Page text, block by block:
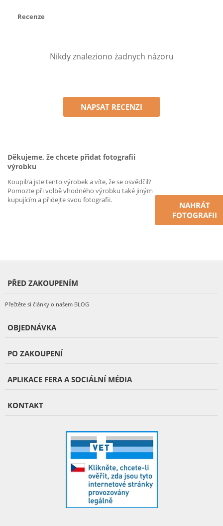
Recenze
Nikdy znaleziono żadnych názoru
NAPSAT RECENZI
Děkujeme, že chcete přidat fotografii
výrobku
Koupil/a jste tento výrobek a víte, že se osvědčil?
Pomozte při volbě vhodného výrobku také jiným
kupujícím a přidejte svou fotografii.
NAHRÁT
FOTOGRAFII
PŘED ZAKOUPENÍM
Přečtěte si články o našem BLOG
OBJEDNÁVKA
PO ZAKOUPENÍ
APLIKACE FERA A SOCIÁLNÍ MÉDIA
KONTAKT